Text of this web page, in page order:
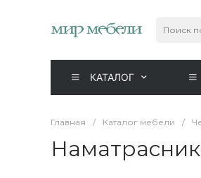
КАТАЛОГ
Главная / Каталог мебели /
Наматрасник